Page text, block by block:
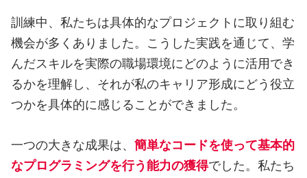
訓練中、私たちは具体的なプロジェクトに取り組む
機会が多くありました。こうした実践を通じて、学
んだスキルを実際の職場環境にどのように活用でき
るかを理解し、それが私のキャリア形成にどう役立
つかを具体的に感じることができました。
一つの大きな成果は、 簡単なコードを使って基本的
なプログラミングを行う能力の獲得でした。私たち